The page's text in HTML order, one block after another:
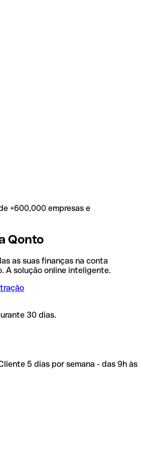
+600,000 empresas e
Qonto
as suas finanças na conta
A solução online inteligente.
30 dias.
5 dias por semana - das 9h às